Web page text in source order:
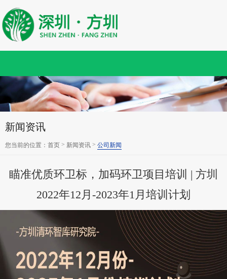
新闻资讯
您当前的位置： 首页 > 新闻资讯 > 公司新闻
瞄准优质环卫标，加码环卫项目培训 | 方圳
2022年12月-2023年1月培训计划